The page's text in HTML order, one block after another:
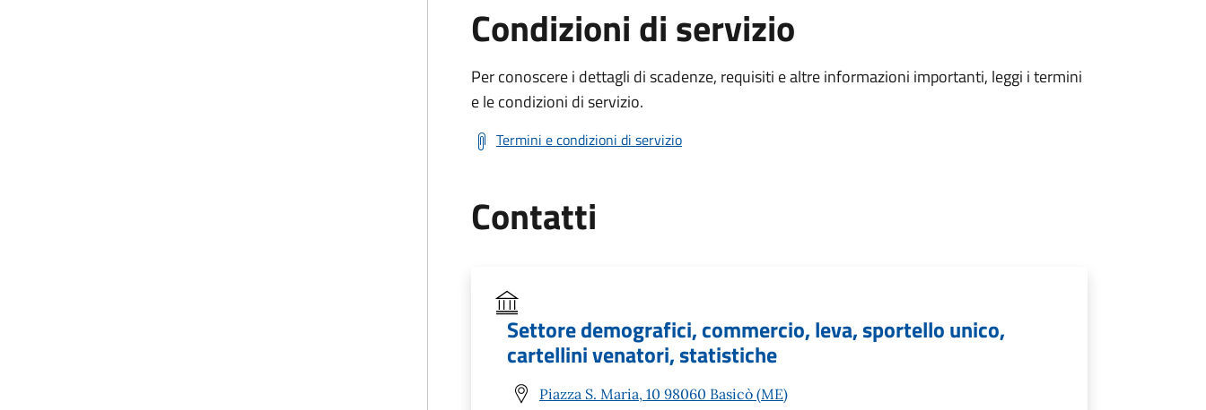
Condizioni di servizio
Per conoscere i dettagli di scadenze, requisiti e altre informazioni importanti, leggi i termini
e le condizioni di servizio.
Termini e condizioni di servizio
Contatti
Settore demografici, commercio, leva, sportello unico,
cartellini venatori, statistiche
Piazza S. Maria, 10 98060 Basicò (ME)